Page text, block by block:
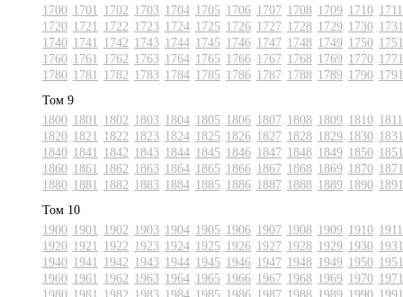
1700 1701 1702 1703 1704 1705 1706 1707 1708 1709 1710 1711
1720 1721 1722 1723 1724 1725 1726 1727 1728 1729 1730 1731
1740 1741 1742 1743 1744 1745 1746 1747 1748 1749 1750 1751
1760 1761 1762 1763 1764 1765 1766 1767 1768 1769 1770 1771
1780 1781 1782 1783 1784 1785 1786 1787 1788 1789 1790 1791
Том 9
1800 1801 1802 1803 1804 1805 1806 1807 1808 1809 1810 1811
1820 1821 1822 1823 1824 1825 1826 1827 1828 1829 1830 1831
1840 1841 1842 1843 1844 1845 1846 1847 1848 1849 1850 1851
1860 1861 1862 1863 1864 1865 1866 1867 1868 1869 1870 1871
1880 1881 1882 1883 1884 1885 1886 1887 1888 1889 1890 1891
Том 10
1900 1901 1902 1903 1904 1905 1906 1907 1908 1909 1910 1911
1920 1921 1922 1923 1924 1925 1926 1927 1928 1929 1930 1931
1940 1941 1942 1943 1944 1945 1946 1947 1948 1949 1950 1951
1960 1961 1962 1963 1964 1965 1966 1967 1968 1969 1970 1971